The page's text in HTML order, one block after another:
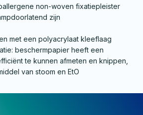
non-woven fixatiepleister
zijn
met een polyacrylaat kleeflaag
beschermpapier heeft een
te kunnen afmeten en knippen,
van stoom en EtO